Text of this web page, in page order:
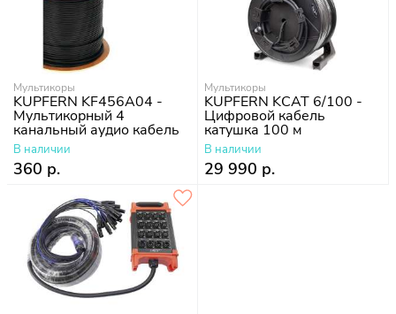
Мультикоры
KUPFERN KF456A04 -
Мультикорный 4
канальный аудио кабель
В наличии
360 р.
Мультикоры
KUPFERN KCAT 6/100 -
Цифровой кабель
катушка 100 м
В наличии
29 990 р.